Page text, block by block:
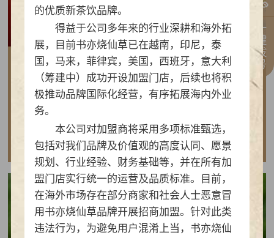
一键拨号
2026-07-30
做实亲民茶饮！书亦烧仙草以“有料品类之王”拿
下2026新茶饮TOP10
查看详情
的优质新茶饮品牌。
得益于公司多年来的行业深耕和海外拓
展，目前书亦烧仙草已在越南，印尼，泰
国，马来，菲律宾，美国，西班牙，意大利
（筹建中）成功开设加盟门店，后续也将积
极推动品牌国际化经营，有序拓展海内外业
务。
本公司对加盟商将采用多项标准甄选，
包括对我们品牌及价值观的高度认同、愿景
规划、行业经验、财务基础等，并在所有加
盟门店实行统一的运营及品质标准。目前，
在海外市场存在部分商家和社会人士恶意冒
用书亦烧仙草品牌开展招商加盟。针对此类
违法行为，为避免用户混淆上当，书亦烧仙